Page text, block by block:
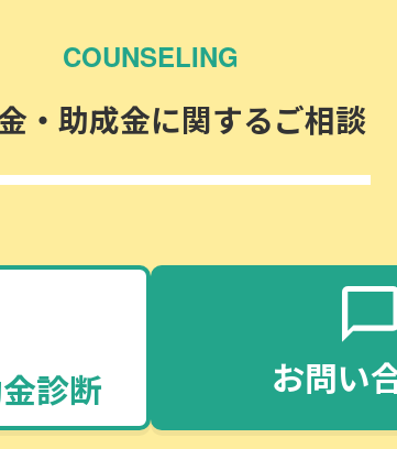
COUNSELING
・助成金に関するご相談
診断 お問い